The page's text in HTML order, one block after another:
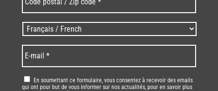
postal
/
Zip
code
* *
Langues
/
Language *
mail *
RGPD *
En soumettant ce formulaire, vous consentez à recevoir des emails
qui ont pour but de vous informer sur nos actualités, pour en savoir plus